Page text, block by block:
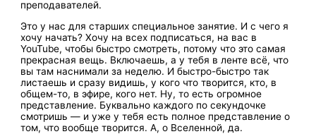
преподавателей.
Это у нас для старших специальное занятие. И с чего я
хочу начать? Хочу на всех подписаться, на вас в
YouTube, чтобы быстро смотреть, потому что это самая
прекрасная вещь. Включаешь, а у тебя в ленте всё, что
вы там наснимали за неделю. И быстро-быстро так
листаешь и сразу видишь, у кого что творится, кто, в
общем-то, в эфире, кого нет. Ну, то есть огромное
представление. Буквально каждого по секундочке
смотришь — и уже у тебя есть полное представление о
том, что вообще творится. А, о Вселенной, да.